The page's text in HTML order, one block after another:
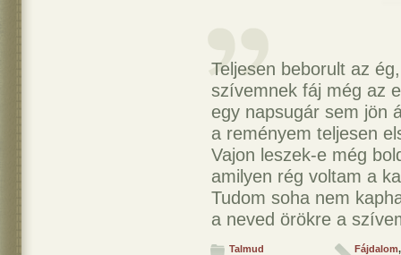
Teljesen beborult az ég,
szívemnek fáj még az
egy napsugár sem jön
a reményem teljesen
Vajon leszek-e még
amilyen rég voltam a
Tudom soha nem
a neved örökre a
Talmud Fájdalom